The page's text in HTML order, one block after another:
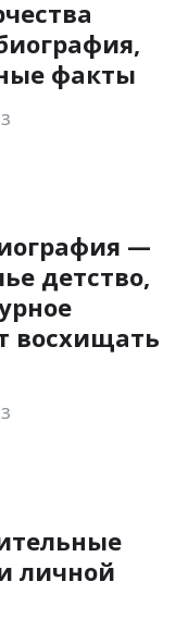
факты
—
детство,
восхищать
личной